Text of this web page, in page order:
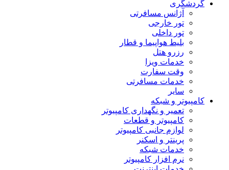
گردشگری
آژانس مسافرتی
تور خارجی
تور داخلی
بلیط هواپیما و قطار
رزرو هتل
خدمات ویزا
وقت سفارت
خدمات مسافرتی
سایر
کامپیوتر و شبکه
تعمیر و نگهداری کامپیوتر
کامپیوتر و قطعات
لوازم جانبی کامپیوتر
پرینتر و اسکنر
خدمات شبکه
نرم افزار کامپیوتر